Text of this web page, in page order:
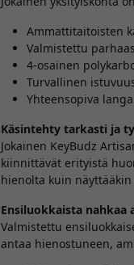
Ammattitaitoisten
Valmistettu
4-osainen
Turvallinen
Yhteensopiva
Käsintehty tarkasti ja
Jokainen KeyBudz
kiinnittävät erityistä
hienolta kuin
Ensiluokkaista
Valmistettu
antaa hienostuneen,